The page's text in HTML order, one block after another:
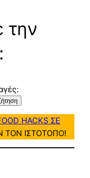
την
:
HACKS ΣΕ
ΤΟΝ ΙΣΤΟΤΟΠΟ!